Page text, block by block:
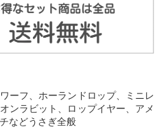
ーフ、ホーランドロップ、ミニレ
ンラビット、ロップイヤー、アメ
などうさぎ全般